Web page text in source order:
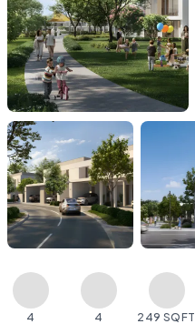
4 4 249 SQFT